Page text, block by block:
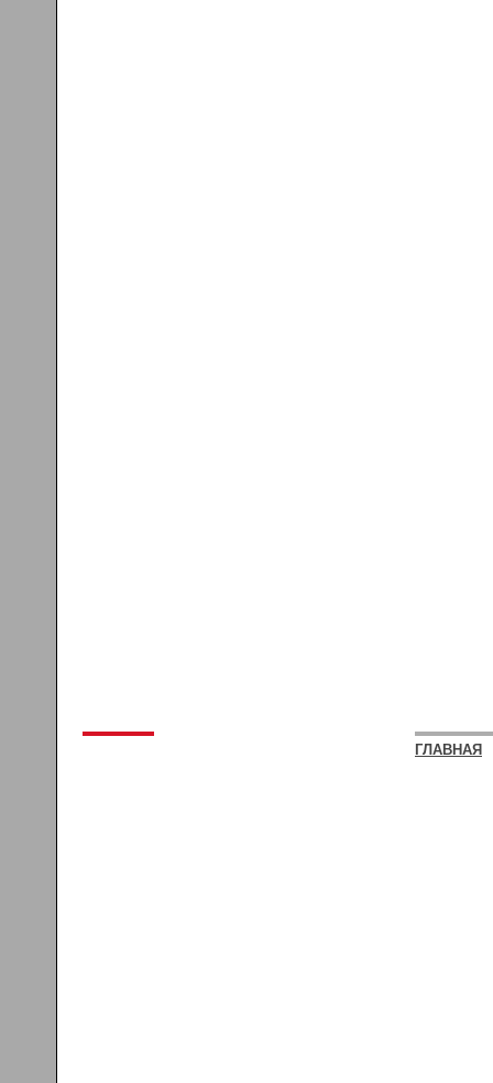
ГЛАВНАЯ